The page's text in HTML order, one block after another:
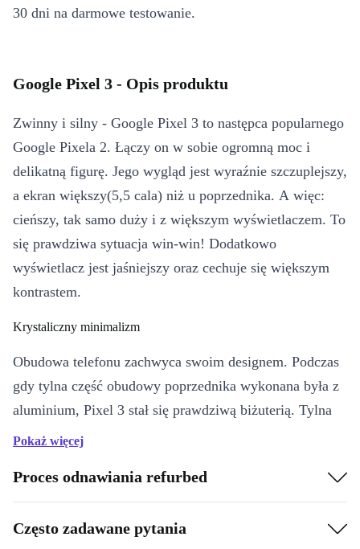
30 dni na darmowe testowanie.
Google Pixel 3 - Opis produktu
Zwinny i silny - Google Pixel 3 to następca popularnego
Google Pixela 2. Łączy on w sobie ogromną moc i
delikatną figurę. Jego wygląd jest wyraźnie szczuplejszy,
a ekran większy(5,5 cala) niż u poprzednika. A więc:
cieńszy, tak samo duży i z większym wyświetlaczem. To
się prawdziwa sytuacja win-win! Dodatkowo
wyświetlacz jest jaśniejszy oraz cechuje się większym
kontrastem.
Krystaliczny minimalizm
Obudowa telefonu zachwyca swoim designem. Podczas
gdy tylna część obudowy poprzednika wykonana była z
aluminium, Pixel 3 stał się prawdziwą biżuterią. Tylna
część telefonu została wykonana z krystalicznie lśniącej
Dzięki 12 megapikselom, aparat, w który został
Pokaż więcej
Proces odnawiania refurbed
Często zadawane pytania